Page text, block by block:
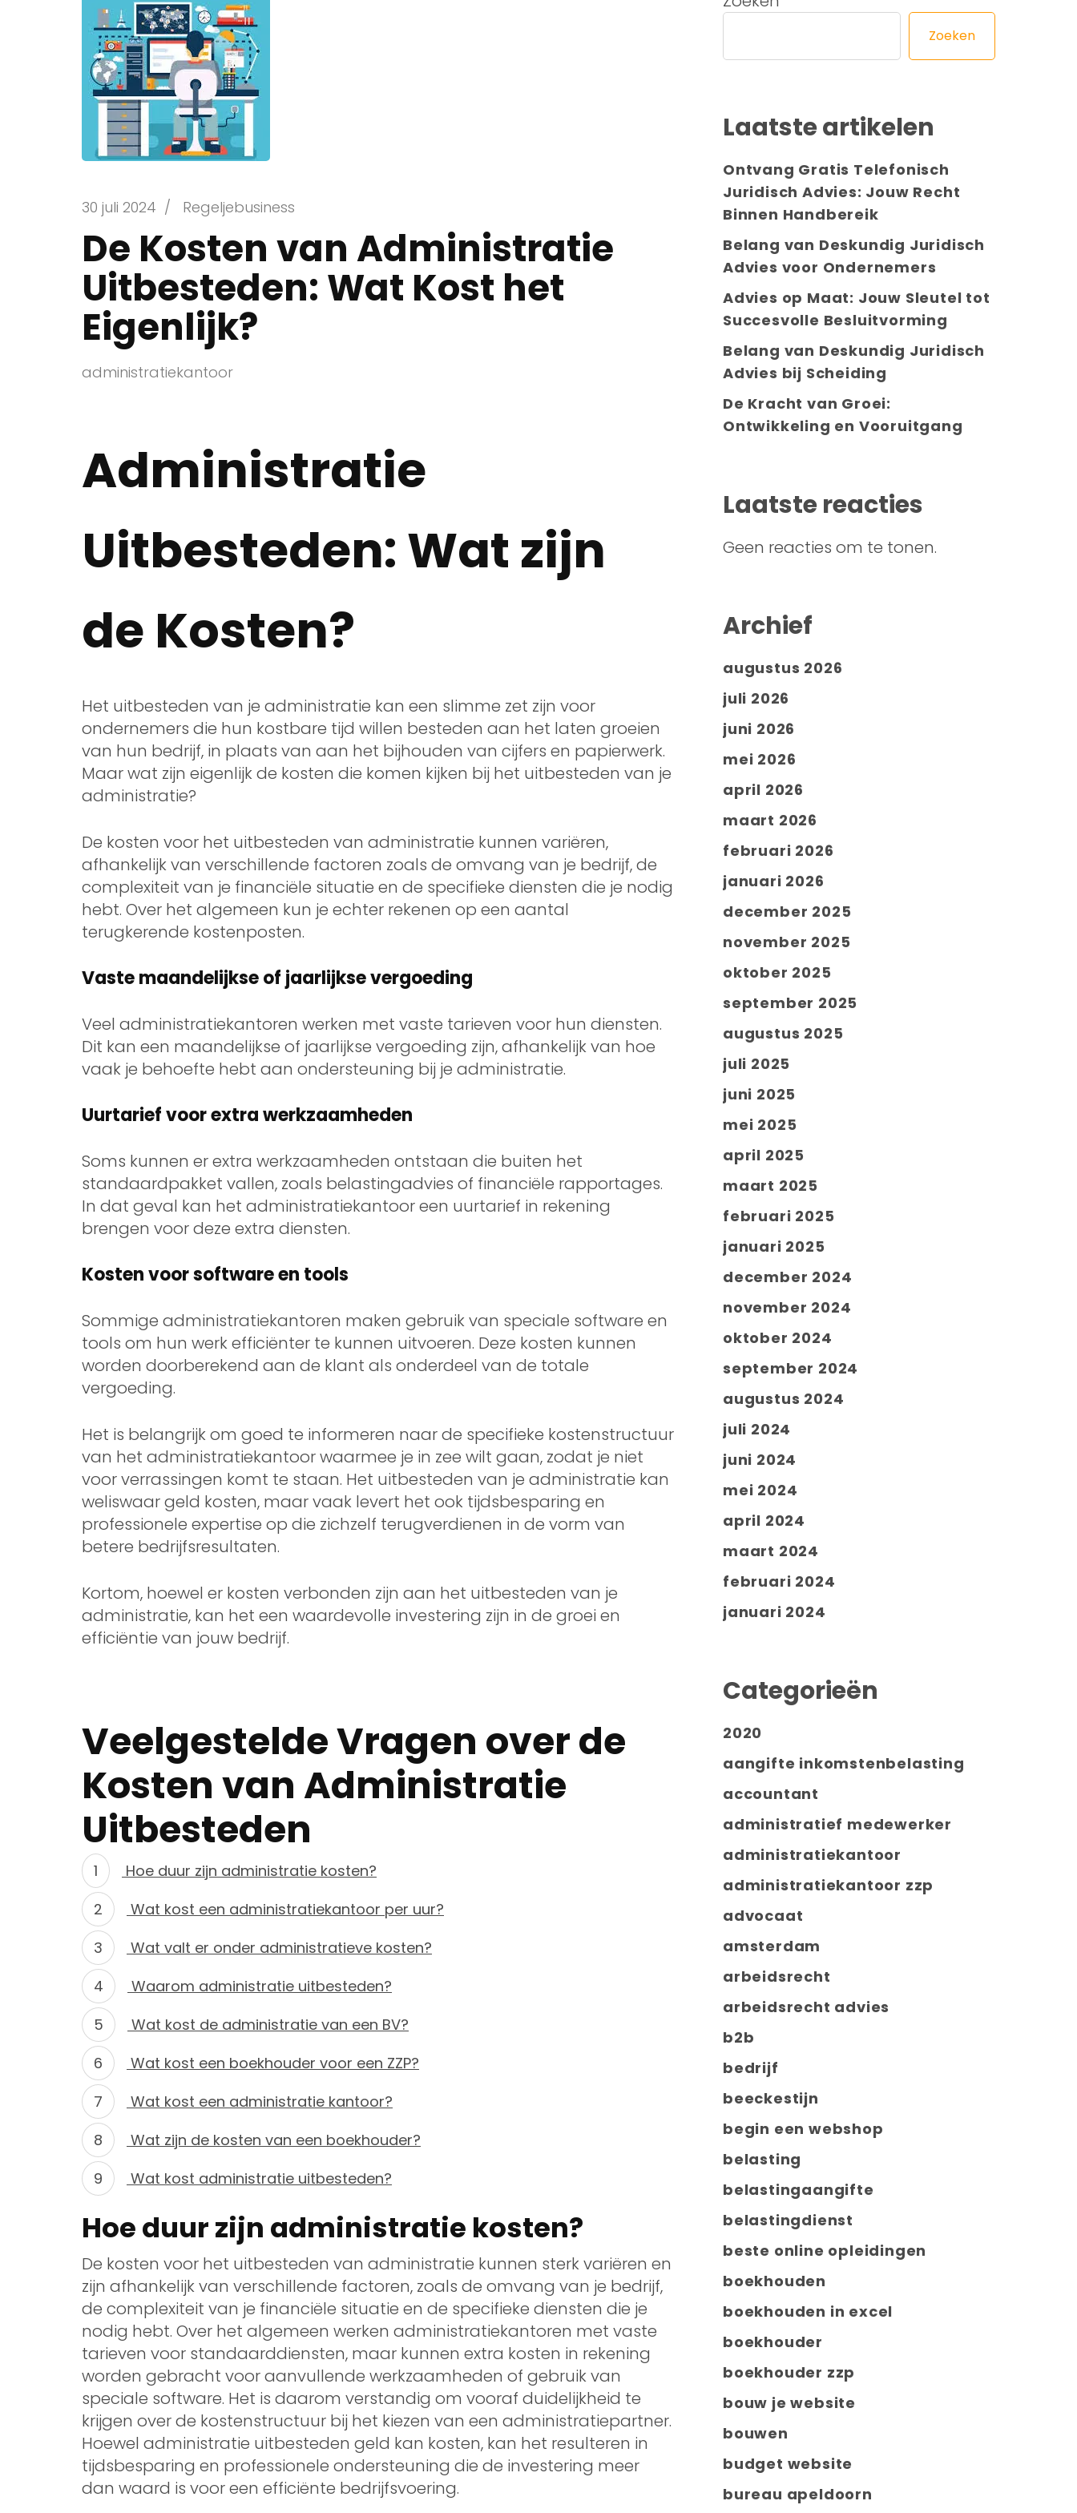
30 juli 2024 / Regeljebusiness
De Kosten van Administratie
Uitbesteden: Wat Kost het
Eigenlijk?
administratiekantoor
Administratie
Uitbesteden: Wat zijn
de Kosten?
Het uitbesteden van je administratie kan een slimme zet zijn voor
ondernemers die hun kostbare tijd willen besteden aan het laten groeien
van hun bedrijf, in plaats van aan het bijhouden van cijfers en papierwerk.
Maar wat zijn eigenlijk de kosten die komen kijken bij het uitbesteden van je
administratie?
De kosten voor het uitbesteden van administratie kunnen variëren,
afhankelijk van verschillende factoren zoals de omvang van je bedrijf, de
complexiteit van je financiële situatie en de specifieke diensten die je nodig
hebt. Over het algemeen kun je echter rekenen op een aantal
terugkerende kostenposten.
Vaste maandelijkse of jaarlijkse vergoeding
Veel administratiekantoren werken met vaste tarieven voor hun diensten.
Dit kan een maandelijkse of jaarlijkse vergoeding zijn, afhankelijk van hoe
vaak je behoefte hebt aan ondersteuning bij je administratie.
Uurtarief voor extra werkzaamheden
Soms kunnen er extra werkzaamheden ontstaan die buiten het
standaardpakket vallen, zoals belastingadvies of financiële rapportages.
In dat geval kan het administratiekantoor een uurtarief in rekening
brengen voor deze extra diensten.
Kosten voor software en tools
Sommige administratiekantoren maken gebruik van speciale software en
tools om hun werk efficiënter te kunnen uitvoeren. Deze kosten kunnen
worden doorberekend aan de klant als onderdeel van de totale
vergoeding.
Het is belangrijk om goed te informeren naar de specifieke kostenstructuur
van het administratiekantoor waarmee je in zee wilt gaan, zodat je niet
voor verrassingen komt te staan. Het uitbesteden van je administratie kan
weliswaar geld kosten, maar vaak levert het ook tijdsbesparing en
professionele expertise op die zichzelf terugverdienen in de vorm van
betere bedrijfsresultaten.
Kortom, hoewel er kosten verbonden zijn aan het uitbesteden van je
administratie, kan het een waardevolle investering zijn in de groei en
efficiëntie van jouw bedrijf.
Veelgestelde Vragen over de
Kosten van Administratie
Uitbesteden
Hoe duur zijn administratie kosten?
Wat kost een administratiekantoor per uur?
Wat valt er onder administratieve kosten?
Waarom administratie uitbesteden?
Wat kost de administratie van een BV?
Wat kost een boekhouder voor een ZZP?
Wat kost een administratie kantoor?
Wat zijn de kosten van een boekhouder?
Wat kost administratie uitbesteden?
Hoe duur zijn administratie kosten?
De kosten voor het uitbesteden van administratie kunnen sterk variëren en
zijn afhankelijk van verschillende factoren, zoals de omvang van je bedrijf,
de complexiteit van je financiële situatie en de specifieke diensten die je
nodig hebt. Over het algemeen werken administratiekantoren met vaste
tarieven voor standaarddiensten, maar kunnen extra kosten in rekening
worden gebracht voor aanvullende werkzaamheden of gebruik van
speciale software. Het is daarom verstandig om vooraf duidelijkheid te
krijgen over de kostenstructuur bij het kiezen van een administratiepartner.
Hoewel administratie uitbesteden geld kan kosten, kan het resulteren in
tijdsbesparing en professionele ondersteuning die de investering meer
dan waard is voor een efficiënte bedrijfsvoering.
Zoeken
Laatste artikelen
Ontvang Gratis Telefonisch
Juridisch Advies: Jouw Recht
Binnen Handbereik
Belang van Deskundig Juridisch
Advies voor Ondernemers
Advies op Maat: Jouw Sleutel tot
Succesvolle Besluitvorming
Belang van Deskundig Juridisch
Advies bij Scheiding
De Kracht van Groei:
Ontwikkeling en Vooruitgang
Laatste reacties
Geen reacties om te tonen.
Archief
augustus 2026
juli 2026
juni 2026
mei 2026
april 2026
maart 2026
februari 2026
januari 2026
december 2025
november 2025
oktober 2025
september 2025
augustus 2025
juli 2025
juni 2025
mei 2025
april 2025
maart 2025
februari 2025
januari 2025
december 2024
november 2024
oktober 2024
september 2024
augustus 2024
juli 2024
juni 2024
mei 2024
april 2024
maart 2024
februari 2024
januari 2024
Categorieën
2020
aangifte inkomstenbelasting
accountant
administratief medewerker
administratiekantoor
administratiekantoor zzp
advocaat
amsterdam
arbeidsrecht
arbeidsrecht advies
b2b
bedrijf
beeckestijn
begin een webshop
belasting
belastingaangifte
belastingdienst
beste online opleidingen
boekhouden
boekhouden in excel
boekhouder
boekhouder zzp
bouw je website
bouwen
budget website
bureau apeldoorn